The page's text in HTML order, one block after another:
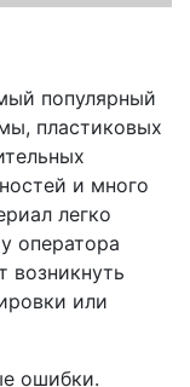
популярный
пластиковых
и много
легко
оператора
возникнуть
или
ошибки.